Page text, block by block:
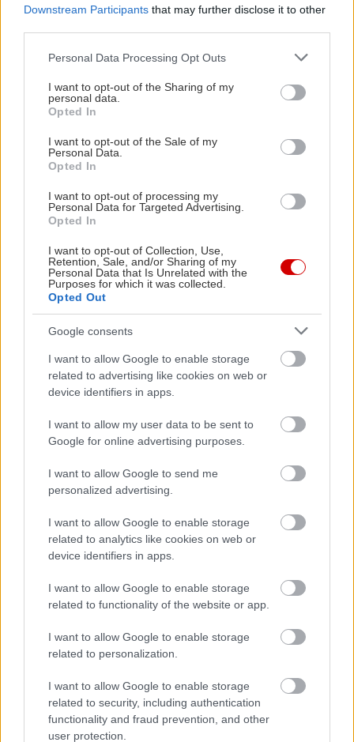
Downstream Participants that may further disclose it to other
Please note that this website/app uses one or more Google
not limited to your visit or usage behaviour. You may click to
grant or deny consent to Google and its third-party tags to
use your data for below specified purposes in below Google
consent section.
Personal Data Processing Opt Outs
I want to opt-out of the Sharing of my
personal data.
Opted In
I want to opt-out of the Sale of my
Personal Data.
Opted In
I want to opt-out of processing my
Personal Data for Targeted Advertising.
Opted In
I want to opt-out of Collection, Use,
Retention, Sale, and/or Sharing of my
Personal Data that Is Unrelated with the
Purposes for which it was collected.
Opted Out
Google consents
I want to allow Google to enable storage
related to advertising like cookies on web or
device identifiers in apps.
I want to allow my user data to be sent to
Google for online advertising purposes.
I want to allow Google to send me
personalized advertising.
I want to allow Google to enable storage
related to analytics like cookies on web or
device identifiers in apps.
I want to allow Google to enable storage
related to functionality of the website or app.
I want to allow Google to enable storage
related to personalization.
I want to allow Google to enable storage
related to security, including authentication
functionality and fraud prevention, and other
user protection.
Ο Νικόλας Γεωργιακώδης είναι δημοσιογράφος και personal
προπονητική. Αποφοίτησε από το Τμήμα Επικοινωνίας και
Μέσων Μαζικής Ενημέρωσης του Εθνικού και
Καποδιστριακού Πανεπιστημίου Αθηνών το 2010.
Παράλληλα με τη δημοσιογραφία, ειδικεύτηκε στο fitness,
αποκτώντας πτυχία Personal Training από τις σχολές
Studio One και Base Training, καθώς και την εξειδίκευση
Corrective Exercise Specialist (NASM). Στη συνέχεια,
ολοκλήρωσε το μεταπτυχιακό πρόγραμμα «Λειτουργική
Δημοκρίτειου Πανεπιστημίου Θράκης και το «Άσκηση,
Εργοσπιρομετρία και Αποκατάσταση» του Πανεπιστημίου
Θεσσαλίας.
Aγαπά το σινεμά, τις γάτες, το fitness, τις συναυλίες και την
έξοδο για μπίρες και σουβλάκι. Ετοιμάζει βιβλίο για το πώς να
ξεπεράσεις την αναβλητικότητα από το 2004 και έχει
συμμετάσχει σε ρεπορτάζ για πολυχώρους ηδονής στο
ηλικιωμένων.
Διαβάστε επίσης